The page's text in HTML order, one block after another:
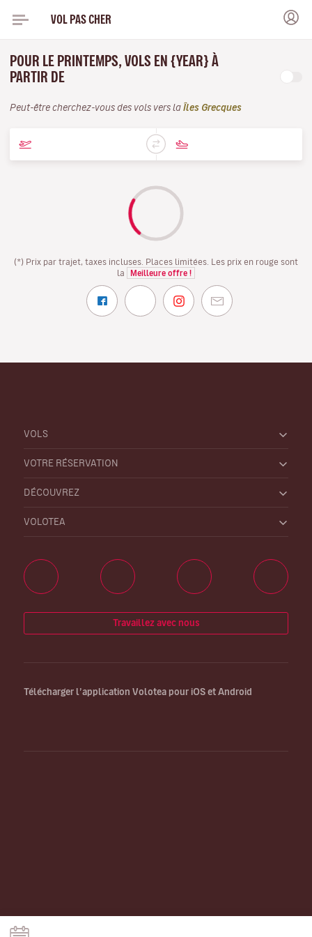
VOL PAS CHER
POUR LE PRINTEMPS, VOLS EN {YEAR} À
PARTIR DE
Peut-être cherchez-vous des vols vers la Îles Grecques
(*) Prix par trajet, taxes incluses. Places limitées. Les prix en rouge sont
la
Meilleure offre !
VOLS
VOTRE RÉSERVATION
DÉCOUVREZ
VOLOTEA
Travaillez avec nous
Télécharger l’application Volotea pour iOS et Android